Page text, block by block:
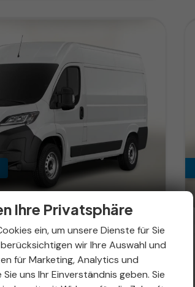
7"Display AppCo 270°HFT
31.12.2026 Fahrzeug mit Tageszulassung
Getriebe Automatik
Ihre Privatsphäre
ein, um unsere Dienste für Sie
wir Ihre Auswahl und
für Marketing, Analytics und
uns Ihr Einverständnis geben. Sie